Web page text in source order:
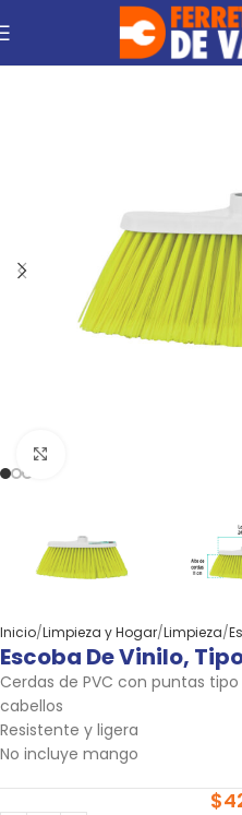
Inicio Limpieza y Hogar Limpieza
Escoba De Vinilo,
Cerdas de PVC con puntas
cabellos
Resistente y ligera
No incluye mango
$